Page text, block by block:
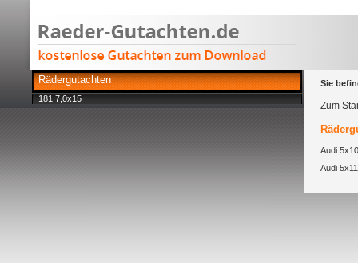
Rädergutachten
181 7,0x15
Sie
Zum
Audi
Audi